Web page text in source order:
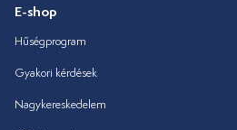
E-shop
Hűségprogram
Gyakori kérdések
Nagykereskedelem